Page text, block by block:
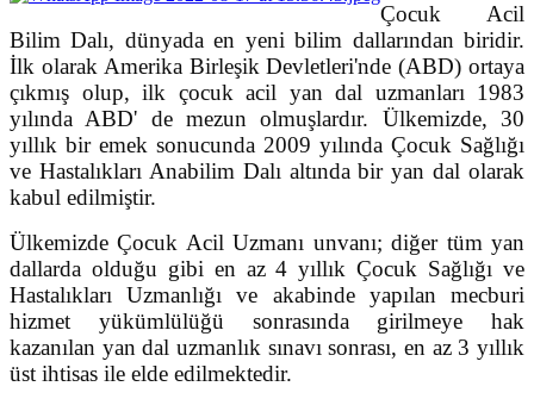
Çocuk Acil
Bilim Dalı, dünyada en yeni bilim dallarından biridir.
İlk olarak Amerika Birleşik Devletleri'nde (ABD) ortaya
çıkmış olup, ilk çocuk acil yan dal uzmanları 1983
yılında ABD' de mezun olmuşlardır. Ülkemizde, 30
yıllık bir emek sonucunda 2009 yılında Çocuk Sağlığı
ve Hastalıkları Anabilim Dalı altında bir yan dal olarak
kabul edilmiştir.
Ülkemizde Çocuk Acil Uzmanı unvanı; diğer tüm yan
dallarda olduğu gibi en az 4 yıllık Çocuk Sağlığı ve
Hastalıkları Uzmanlığı ve akabinde yapılan mecburi
hizmet yükümlülüğü sonrasında girilmeye hak
kazanılan yan dal uzmanlık sınavı sonrası, en az 3 yıllık
üst ihtisas ile elde edilmektedir.